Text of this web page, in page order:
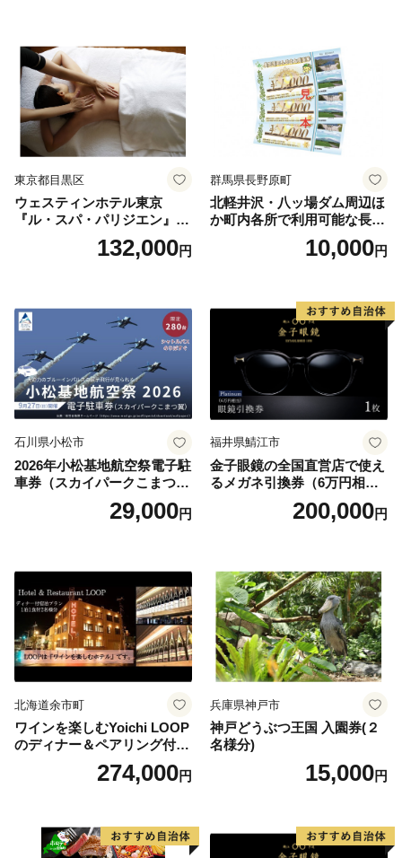
東京都目黒区
ウェスティンホテル東京
『ル・スパ・パリジエン』選
べるボディセラピー90分/1名
132,000円
群馬県長野原町
北軽井沢・八ッ場ダム周辺ほ
か町内各所で利用可能な長野
原町ふるさと感謝券（3,000
円分）【トラベル 観光 旅行
10,000円
石川県小松市
2026年小松基地航空祭電子駐
車券（スカイパークこまつ
翼） 駐車場 シャトルバスの
りばすぐ 石川県 小松市
29,000円
福井県鯖江市
金子眼鏡の全国直営店で使え
るメガネ引換券（6万円相
当） Platinum200,000円
北海道余市町
ワインを楽しむYoichi LOOP
のディナー＆ペアリング付宿
泊プラン＜デラックスツイン
274,000円
兵庫県神戸市
神戸どうぶつ王国 入園券(２
名様分)
15,000円